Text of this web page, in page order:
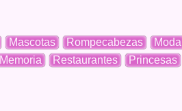
Mascotas Rompecabezas Moda
Memoria Restaurantes Princesas